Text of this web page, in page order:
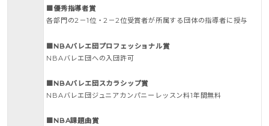
■優秀指導者賞
各部門の2－1位・2－2位受賞者が所属する団体の指導者に授与
■NBAバレエ団プロフェッショナル賞
NBAバレエ団への入団許可
■NBAバレエ団スカラシップ賞
NBAバレエ団ジュニアカンパニーレッスン料1年間無料
■NBA課題曲賞